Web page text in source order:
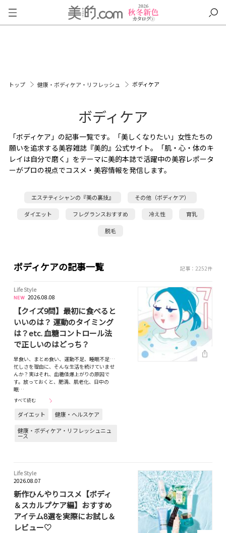
トップ 健康・ボディケア・リフレッシュ ボディケア
ボディケア
「ボディケア」の記事一覧です。「美しくなりたい」女性たちの
願いを追求する美容雑誌『美的』公式サイト。「肌・心・体のキ
レイは自分で磨く」をテーマに美的本誌で活躍中の美容レポータ
ーがプロの視点でコスメ・美容情報を発信します。
エステティシャンの『美の裏技』 その他（ボディケア）
ダイエット フレグランスおすすめ 冷え性 育乳
脱毛
ボディケアの記事一覧 記事：2252件
Life Style
2026.08.08
【クイズ9問】最初に食べると
いいのは？ 運動のタイミング
は？etc. 血糖コントロール法
で正しいのはどっち？
早食い、まとめ食い、運動不足、睡眠不足…
忙しさを理由に、そんな生活を続けていませ
んか？実はそれ、血糖値爆上がりの原因で
す。放っておくと、肥満、肌老化、日中の
眠…
すべて読む
ダイエット
健康・ヘルスケア
健康・ボディケア・リフレッシュニュ
ース
Life Style
2026.08.07
新作ひんやりコスメ【ボディ
＆スカルプケア編】おすすめ
アイテム8選を実際にお試し＆
レビュー♡